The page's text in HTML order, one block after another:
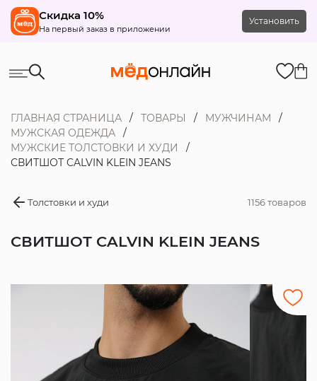
Скидка 10%
На первый заказ в приложении
Установить
ГЛАВНАЯ СТРАНИЦА ТОВАРЫ
МУЖЧИНАМ
МУЖСКАЯ ОДЕЖДА
МУЖСКИЕ ТОЛСТОВКИ И ХУДИ
СВИТШОТ CALVIN KLEIN JEANS
Толстовки и худи 1156 товаров
СВИТШОТ CALVIN KLEIN JEANS